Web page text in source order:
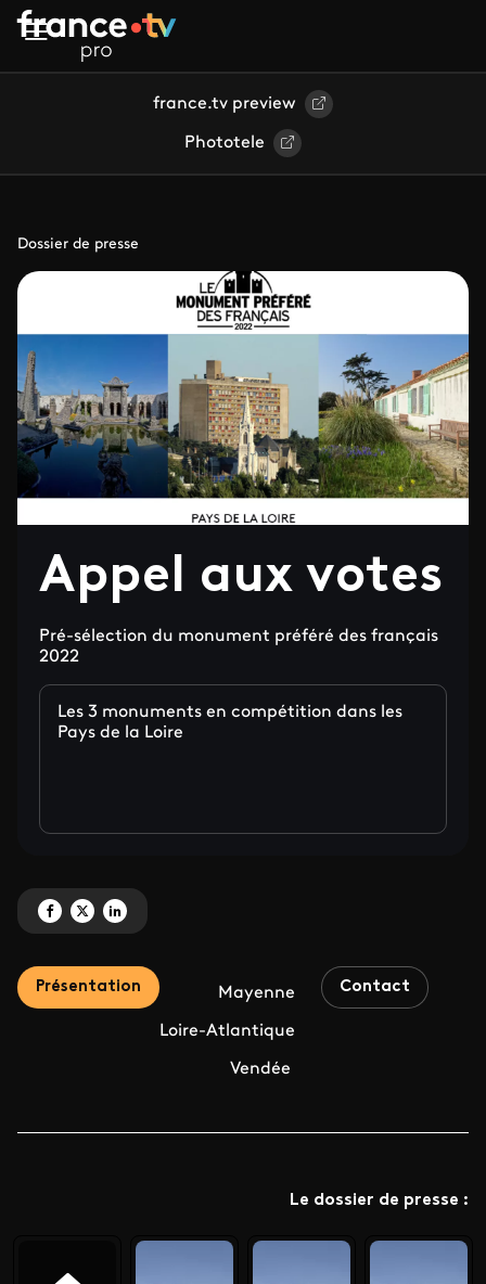
Aller au contenu principal
france.tv preview
Phototele
Dossier de presse
Appel aux votes
Pré-sélection du monument préféré des français
2022
Les 3 monuments en compétition dans les
Pays de la Loire
Partagez 'Appel aux votes ' sur Facebook
Partagez 'Appel aux votes ' sur X
Partagez 'Appel aux votes ' sur LinkedIn
Présentation Mayenne
Loire-Atlantique
Vendée
Contact
Le dossier de presse :